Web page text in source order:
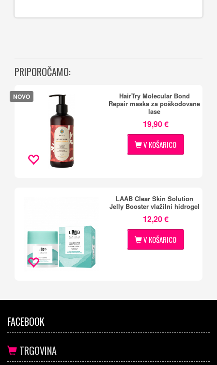
PRIPOROČAMO:
HairTry Molecular Bond
Repair maska za poškodovane
lase
19,90 €
V KOŠARICO
NOVO
LAAB Clear Skin Solution
Jelly Booster vlažilni hidrogel
12,20 €
V KOŠARICO
FACEBOOK
TRGOVINA